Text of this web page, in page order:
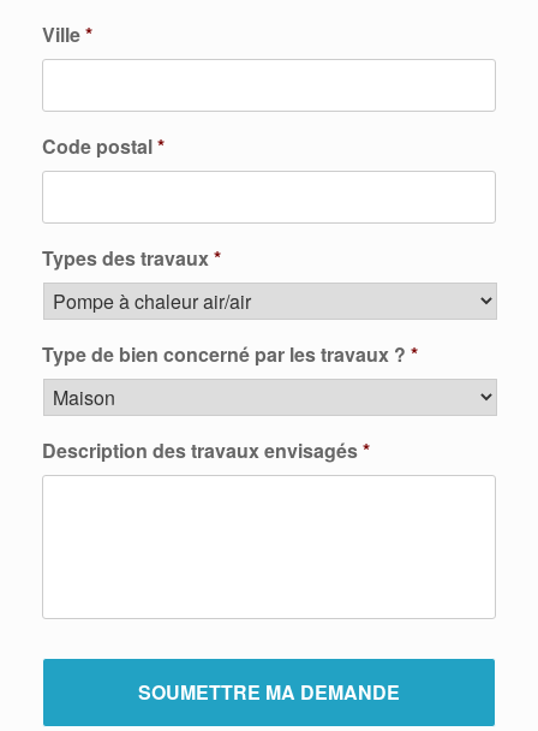
Ville*
Code postal*
Types des travaux*
Type de bien concerné par les travaux ? *
Description des travaux envisagés*